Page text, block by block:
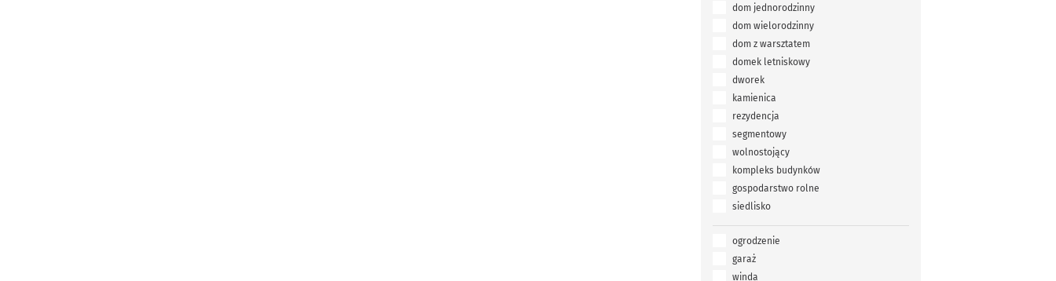
dom jednorodzinny
dom wielorodzinny
dom z warsztatem
domek letniskowy
dworek
kamienica
rezydencja
segmentowy
wolnostojący
kompleks budynków
gospodarstwo rolne
siedlisko
ogrodzenie
garaż
winda